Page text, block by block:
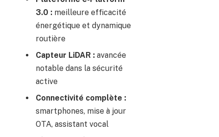
3.0 : meilleure efficacité
énergétique et dynamique
routière
Capteur LiDAR : avancée
notable dans la sécurité
active
Connectivité complète :
smartphones, mise à jour
OTA, assistant vocal